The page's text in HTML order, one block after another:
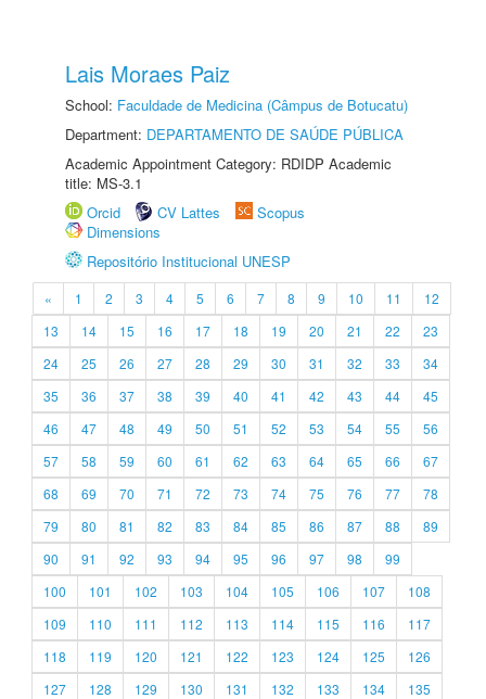
Lais Moraes Paiz
School: Faculdade de Medicina (Câmpus de Botucatu)
Department: DEPARTAMENTO DE SAÚDE PÚBLICA
Academic Appointment Category: RDIDP Academic
title: MS-3.1
Orcid
CV Lattes
Scopus
Dimensions
Repositório Institucional UNESP
« 1 2 3 4 5 6 7 8 9 10 11
12
13
14 15 16 17 18 19 20 21 22
23
24
25 26 27 28 29 30 31 32 33
34
35
36 37 38 39 40 41 42 43 44
45
46
47 48 49 50 51 52 53 54 55
56
57
58 59 60 61 62 63 64 65 66
67
68
69 70 71 72 73 74 75 76 77
78
79
80 81 82 83 84 85 86 87 88
89
90
91 92 93 94 95 96 97 98
99
100
101 102 103 104 105 106 107
108
109
110 111 112 113 114 115 116
117
118
119 120 121 122 123 124 125
126
127
128 129 130 131 132 133 134
135